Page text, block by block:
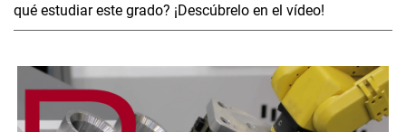
qué estudiar este grado? ¡Descúbrelo en el vídeo!